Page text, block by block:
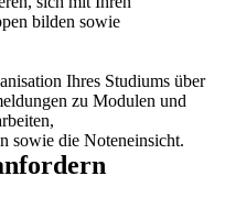
bilden sowie
Ihres Studiums über
zu Modulen und
sowie die Noteneinsicht.